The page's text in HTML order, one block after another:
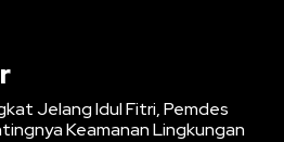
Jelang Idul Fitri, Pemdes
Keamanan Lingkungan